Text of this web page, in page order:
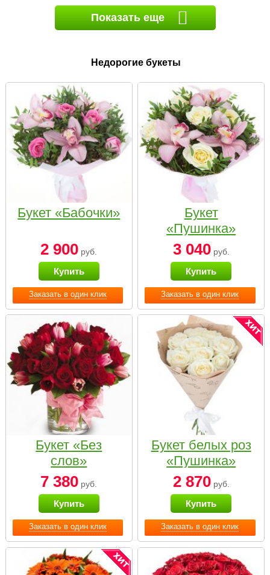
Показать еще
Недорогие букеты
Заказать в один клик
Букет «Бабочки»
2 900 руб.
Купить
Заказать в один клик
Букет
«Пушинка»
3 040руб.
Купить
Заказать в один клик
Букет «Без
слов»
7 380 руб.
Купить
Заказать в один клик
Букет белых роз
«Пушинка»
2 870руб.
Купить